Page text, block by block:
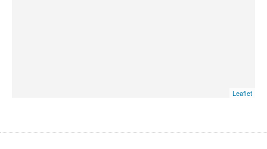
Leaflet